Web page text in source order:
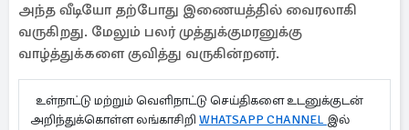
அந்த வீடியோ தற்போது இணையத்தில் வைரலாகி
வருகிறது. மேலும் பலர் முத்துக்குமரனுக்கு
வாழ்த்துக்களை குவித்து வருகின்றனர்.
உள்நாட்டு மற்றும் வெளிநாட்டு செய்திகளை உடனுக்குடன்
அறிந்துக்கொள்ள லங்காசிறி WHATSAPP CHANNEL இல்